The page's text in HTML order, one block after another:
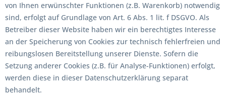
von Ihnen erwünschter Funktionen (z.B. Warenkorb) notwendig
sind, erfolgt auf Grundlage von Art. 6 Abs. 1 lit. f DSGVO. Als
Betreiber dieser Website haben wir ein berechtigtes Interesse
an der Speicherung von Cookies zur technisch fehlerfreien und
reibungslosen Bereitstellung unserer Dienste. Sofern die
Setzung anderer Cookies (z.B. für Analyse-Funktionen) erfolgt,
werden diese in dieser Datenschutzerklärung separat
behandelt.